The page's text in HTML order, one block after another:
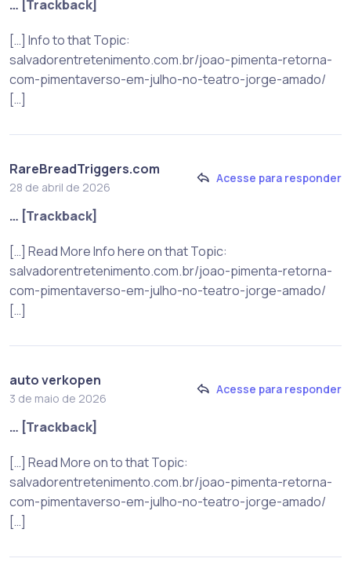
… [Trackback]
[…] Info to that Topic:
salvadorentretenimento.com.br/joao-pimenta-retorna-
com-pimentaverso-em-julho-no-teatro-jorge-amado/
[…]
RareBreadTriggers.com
28 de abril de 2026
Acesse para responder
… [Trackback]
[…] Read More Info here on that Topic:
salvadorentretenimento.com.br/joao-pimenta-retorna-
com-pimentaverso-em-julho-no-teatro-jorge-amado/
[…]
auto verkopen
3 de maio de 2026
Acesse para responder
… [Trackback]
[…] Read More on to that Topic:
salvadorentretenimento.com.br/joao-pimenta-retorna-
com-pimentaverso-em-julho-no-teatro-jorge-amado/
[…]